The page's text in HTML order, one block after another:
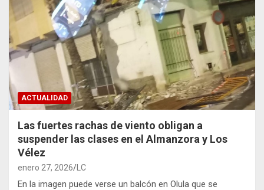
ACTUALIDAD
Las fuertes rachas de viento obligan a
suspender las clases en el Almanzora y Los
Vélez
enero 27, 2026 LC
En la imagen puede verse un balcón en Olula que se